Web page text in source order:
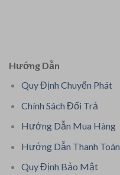
Hướng Dẫn
Quy Định Chuyển Phát
Chính Sách Đổi Trả
Hướng Dẫn Mua Hàng
Hướng Dẫn Thanh Toán
Quy Định Bảo Mật